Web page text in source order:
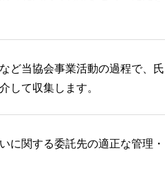
ど当協会事業活動の過程で、氏
して収集します。
に関する委託先の適正な管理・